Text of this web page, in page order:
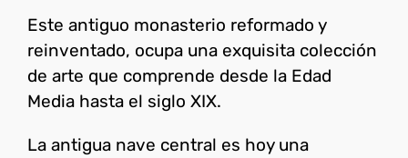
Este antiguo monasterio reformado y
reinventado, ocupa una exquisita colección
de arte que comprende desde la Edad
Media hasta el siglo XIX.
La antigua nave central es hoy una